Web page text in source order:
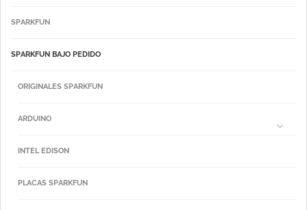
SPARKFUN
SPARKFUN BAJO PEDIDO
ORIGINALES SPARKFUN
ARDUINO
INTEL EDISON
PLACAS SPARKFUN